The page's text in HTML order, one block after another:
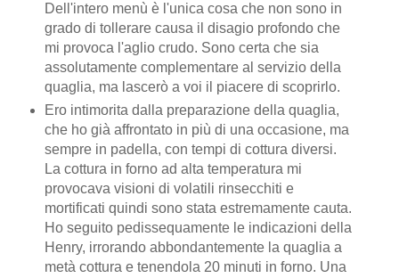
Dell'intero menù è l'unica cosa che non sono in
grado di tollerare causa il disagio profondo che
mi provoca l'aglio crudo. Sono certa che sia
assolutamente complementare al servizio della
quaglia, ma lascerò a voi il piacere di scoprirlo.
Ero intimorita dalla preparazione della quaglia,
che ho già affrontato in più di una occasione, ma
sempre in padella, con tempi di cottura diversi.
La cottura in forno ad alta temperatura mi
provocava visioni di volatili rinsecchiti e
mortificati quindi sono stata estremamente cauta.
Ho seguito pedissequamente le indicazioni della
Henry, irrorando abbondantemente la quaglia a
metà cottura e tenendola 20 minuti in forno. Una